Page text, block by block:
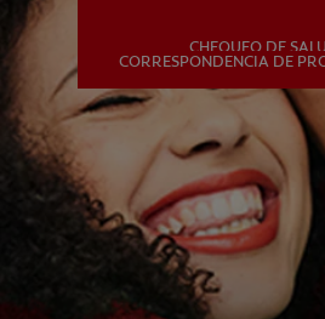
CHEQUEO DE
CORRESPONDENCIA DE